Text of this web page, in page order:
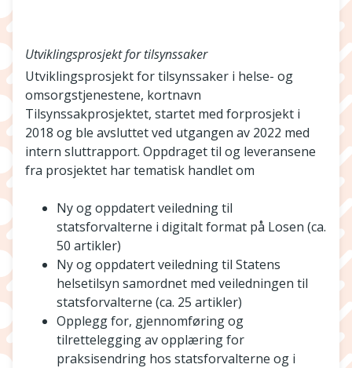
Utviklingsprosjekt for tilsynssaker
Utviklingsprosjekt for tilsynssaker i helse- og
omsorgstjenestene, kortnavn
Tilsynssakprosjektet, startet med forprosjekt i
2018 og ble avsluttet ved utgangen av 2022 med
intern sluttrapport. Oppdraget til og leveransene
fra prosjektet har tematisk handlet om
Ny og oppdatert veiledning til
statsforvalterne i digitalt format på Losen (ca.
50 artikler)
Ny og oppdatert veiledning til Statens
helsetilsyn samordnet med veiledningen til
statsforvalterne (ca. 25 artikler)
Opplegg for, gjennomføring og
tilrettelegging av opplæring for
praksisendring hos statsforvalterne og i